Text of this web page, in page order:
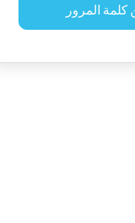
كلمة المرور